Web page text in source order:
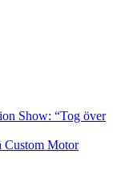
Show: “Tog över
Custom Motor